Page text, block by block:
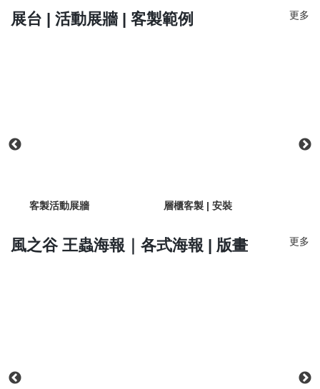
展台 | 活動展牆 | 客製範例 更多
客製活動展牆 層櫃客製 | 安裝
風之谷 王蟲海報｜各式海報 | 版畫 更多